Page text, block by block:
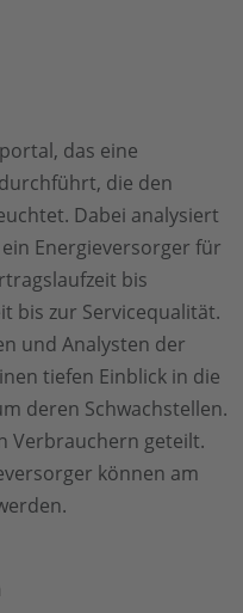
das eine
die den
Dabei analysiert
ein Energieversorger für
bis
bis zur Servicequalität.
und Analysten der
tiefen Einblick in die
deren Schwachstellen.
Verbrauchern geteilt.
können am